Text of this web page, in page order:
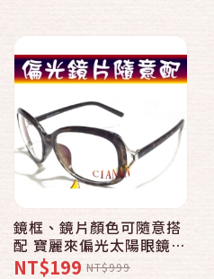
鏡框、鏡片顏色可隨意搭
配 寶麗來偏光太陽眼鏡
+UV400 抗藍光 青光眼、
NT$199 NT$999